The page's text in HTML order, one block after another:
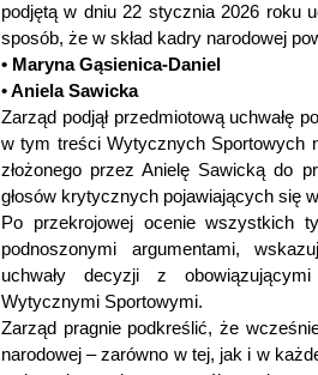
podjętą w dniu 22 stycznia 2026 roku
sposób, że w skład kadry narodowej
• Maryna Gąsienica-Daniel
• Aniela Sawicka
Zarząd podjął przedmiotową uchwałę
w tym treści Wytycznych Sportowych
złożonego przez Anielę Sawicką do
głosów krytycznych pojawiających się
Po przekrojowej ocenie wszystkich
podnoszonymi argumentami,
uchwały decyzji z
Wytycznymi Sportowymi.
Zarząd pragnie podkreślić, że
narodowej – zarówno w tej, jak i w